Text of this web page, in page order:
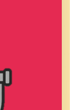
רבע 1: המסע
השקעות לקבוצת
רבע 2: איך
רבע 4: מסר